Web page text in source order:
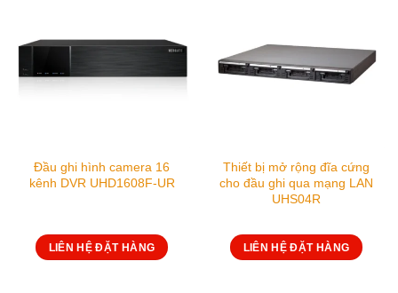
Đầu ghi hình camera 16
kênh DVR UHD1608F-UR
LIÊN HỆ ĐẶT HÀNG
Thiết bị mở rộng đĩa cứng
cho đầu ghi qua mạng LAN
UHS04R
LIÊN HỆ ĐẶT HÀNG